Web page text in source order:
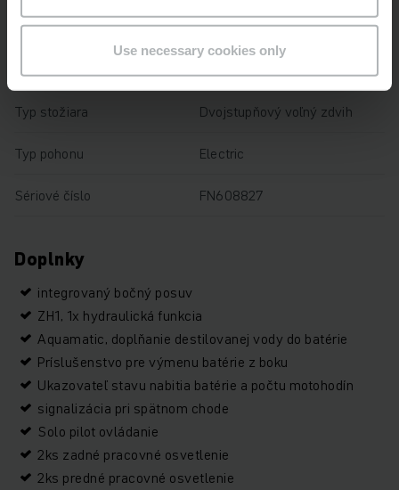
Use necessary cookies only
Výška 2620 mm
Dĺžka vidlíc
Typ stožiara Dvojstupňový voľný zdvih
Typ pohonu Electric
Sériové číslo FN608827
Doplnky
integrovaný bočný posuv
ZH1, 1x hydraulická funkcia
Aquamatic, doplňanie destilovanej vody do batérie
Príslušenstvo pre výmenu batérie z boku
Ukazovateľ stavu nabitia batérie a počtu motohodín
signalizácia pri spätnom chode
Solo pilot ovládanie
2ks zadné pracovné osvetlenie
2ks predné pracovné osvetlenie